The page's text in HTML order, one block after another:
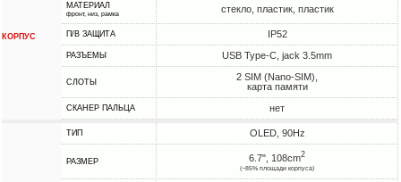
КОРПУС
МАТЕРИАЛ
фронт, низ, рамка стекло, пластик, пластик
П/В ЗАЩИТА IP52
РАЗЪЕМЫ USB Type-C, jack 3.5mm
СЛОТЫ
2 SIM (Nano-SIM),
карта памяти
СКАНЕР ПАЛЬЦА нет
ТИП OLED, 90Hz
РАЗМЕР 6.7", 108cm2
(~85% площади корпуса)